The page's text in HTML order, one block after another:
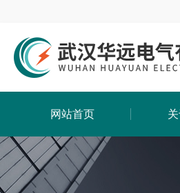
网站首页